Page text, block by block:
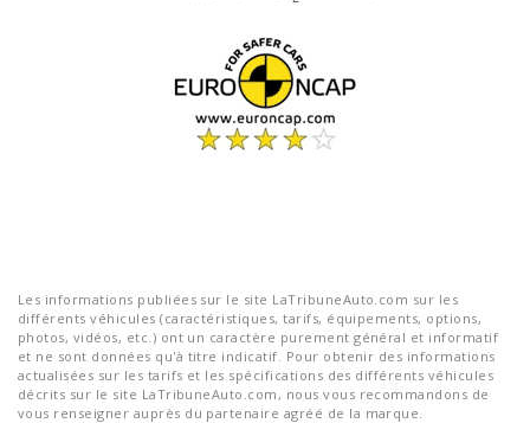
Les informations publiées sur le site LaTribuneAuto.com sur les
différents véhicules (caractéristiques, tarifs, équipements, options,
photos, vidéos, etc.) ont un caractère purement général et informatif
et ne sont données qu'à titre indicatif. Pour obtenir des informations
actualisées sur les tarifs et les spécifications des différents véhicules
décrits sur le site LaTribuneAuto.com, nous vous recommandons de
vous renseigner auprès du partenaire agréé de la marque.